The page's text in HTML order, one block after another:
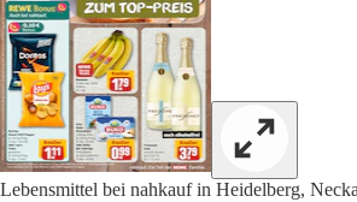
Lebensmittel bei nahkauf in Heidelberg,